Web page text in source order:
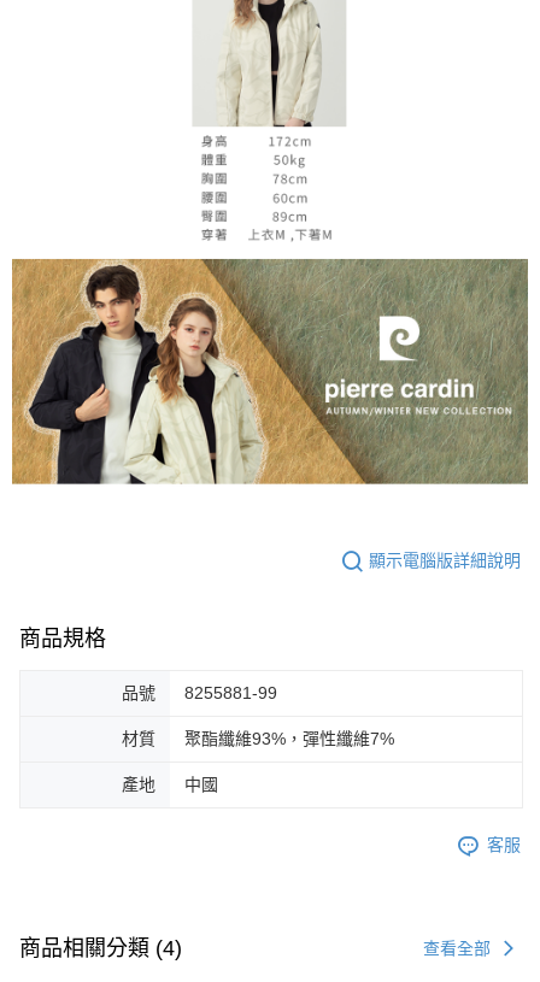
顯示電腦版詳細說明
商品規格
品號 8255881-99
材質 聚酯纖維93%，彈性纖維7%
產地 中國
客服
商品相關分類 (4) 查看全部